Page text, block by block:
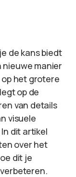
de kans biedt
nieuwe manier
op het grotere
op de
van details
visuele
dit artikel
over het
dit je